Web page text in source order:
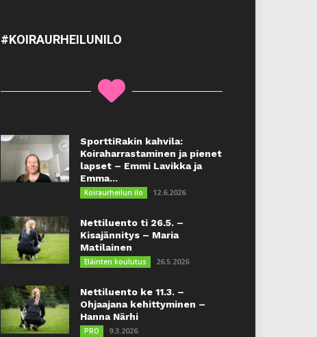
#KOIRAURHEILUNILO
SporttiRakin kahvila:
Koiraharrastaminen ja pienet
lapset – Emmi Lavikka ja
Emma...
Koiraurheilun ilo 12.6.2026
Nettiluento ti 26.5. –
Kisajännitys – Maria
Matilainen
Eläinten koulutus 26.5.2026
Nettiluento ke 11.3. –
Ohjaajana kehittyminen –
Hanna Närhi
PRO 9.3.2026